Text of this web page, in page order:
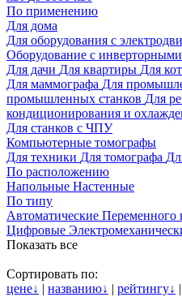
По применению
Для дома
Для оборудования с
Оборудование с
Для дачи Для квартиры Для
Для маммографа Для
промышленных станков Для
кондиционирования и
Для станков с ЧПУ
Компьютерные томографы
Для техники Для томографа
По расположению
Напольные Настенные
По типу
Автоматические Переменного
Цифровые
Показать все
Сортировать по:
цене↓ | названию↓ | рейтингу↓ |